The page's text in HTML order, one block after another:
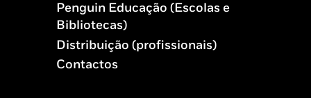
Penguin Educação (Escolas e
Bibliotecas)
Distribuição (profissionais)
Contactos